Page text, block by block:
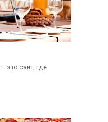
это сайт, где